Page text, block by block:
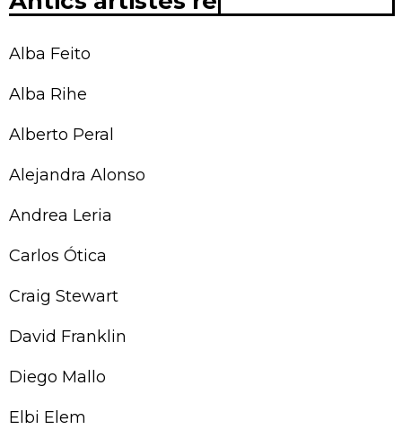
Alba Feito
Alba Rihe
Alberto Peral
Alejandra Alonso
Andrea Leria
Carlos Ótica
Craig Stewart
David Franklin
Diego Mallo
Elbi Elem